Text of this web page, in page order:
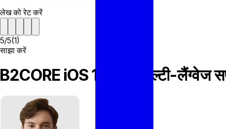
लेख को रेट करें
5/5(1)
साझा करें
B2CORE iOS 1.29.0: मल्टी-लैंग्वेज